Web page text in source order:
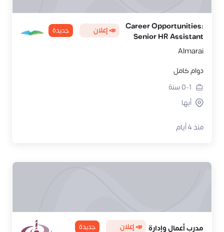
Career Opportunities:
Senior HR Assistant
📣 إعلان جديدة
Almarai
دوام كامل
0-1سنة
أبها
منذ 4 أيام
مدرب أعمال وإدارة 📣 إعلان جديدة